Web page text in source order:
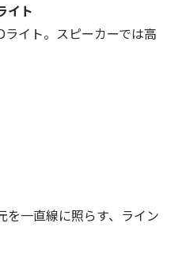
イト
イト。スピーカーでは高
を一直線に照らす、ライン